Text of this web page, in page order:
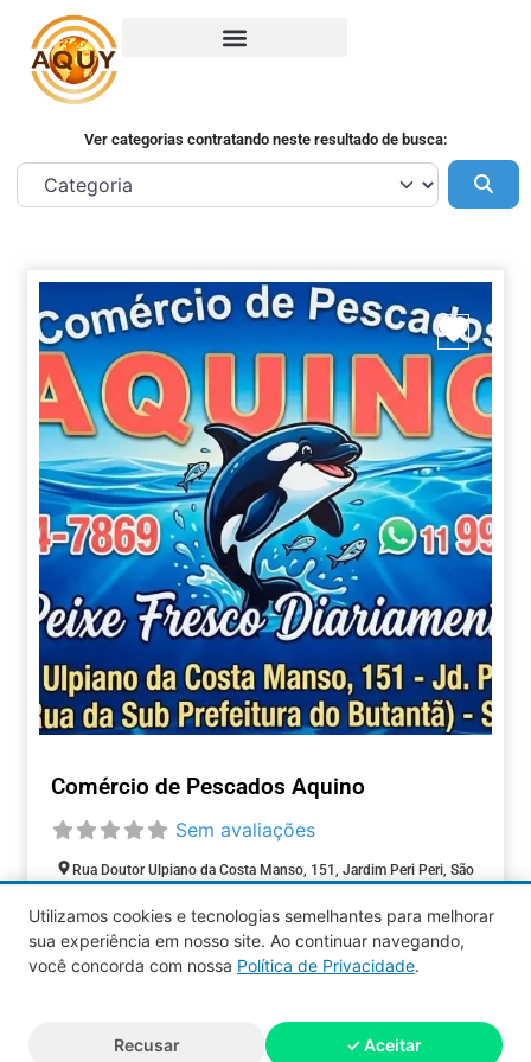
Ver categorias contratando neste resultado de busca:
Comércio de Pescados Aquino
Sem avaliações
Rua Doutor Ulpiano da Costa Manso, 151, Jardim Peri Peri, São
COMÉRCIOS Fechado agora:
reservados.
Utilizamos cookies e tecnologias semelhantes para melhorar
sua experiência em nosso site. Ao continuar navegando,
você concorda com nossa Política de Privacidade.
Recusar ✓ Aceitar